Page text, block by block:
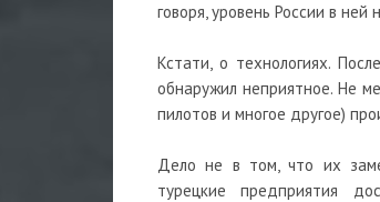
говоря, уровень России в ней
Кстати, о технологиях.
обнаружил неприятное. Не
пилотов и многое другое)
Дело не в том, что их
турецкие предприятия